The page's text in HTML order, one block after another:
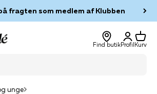
fragten som medlem af Klubben
Find butik
Log ind
Profil
Kurv
Kurv
unge